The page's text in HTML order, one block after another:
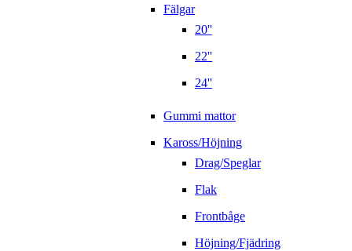
Fälgar
20''
22''
24''
Gummi mattor
Kaross/Höjning
Drag/Speglar
Flak
Frontbåge
Höjning/Fjädring